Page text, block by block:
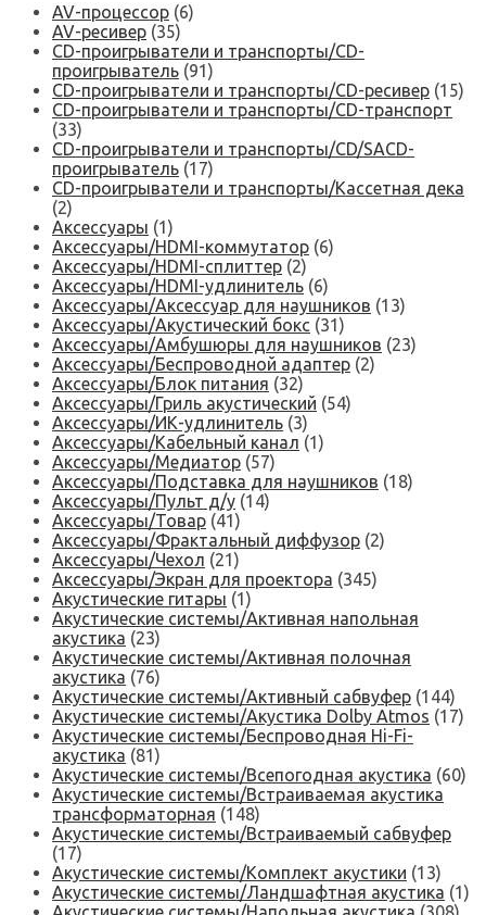
AV-процессор (6)
AV-ресивер (35)
CD-проигрыватели и транспорты/CD-
проигрыватель (91)
CD-проигрыватели и транспорты/CD-ресивер (15)
CD-проигрыватели и транспорты/CD-транспорт
(33)
CD-проигрыватели и транспорты/CD/SACD-
проигрыватель (17)
CD-проигрыватели и транспорты/Кассетная дека
(2)
Аксессуары (1)
Аксессуары/HDMI-коммутатор (6)
Аксессуары/HDMI-сплиттер (2)
Аксессуары/HDMI-удлинитель (6)
Аксессуары/Аксессуар для наушников (13)
Аксессуары/Акустический бокс (31)
Аксессуары/Амбушюры для наушников (23)
Аксессуары/Беспроводной адаптер (2)
Аксессуары/Блок питания (32)
Аксессуары/Гриль акустический (54)
Аксессуары/ИК-удлинитель (3)
Аксессуары/Кабельный канал (1)
Аксессуары/Медиатор (57)
Аксессуары/Подставка для наушников (18)
Аксессуары/Пульт д/у (14)
Аксессуары/Товар (41)
Аксессуары/Фрактальный диффузор (2)
Аксессуары/Чехол (21)
Аксессуары/Экран для проектора (345)
Акустические гитары (1)
Акустические системы/Активная напольная
акустика (23)
Акустические системы/Активная полочная
акустика (76)
Акустические системы/Активный сабвуфер (144)
Акустические системы/Акустика Dolby Atmos (17)
Акустические системы/Беспроводная Hi-Fi-
акустика (81)
Акустические системы/Всепогодная акустика (60)
Акустические системы/Встраиваемая акустика
трансформаторная (148)
Акустические системы/Встраиваемый сабвуфер
(17)
Акустические системы/Комплект акустики (13)
Акустические системы/Ландшафтная акустика (1)